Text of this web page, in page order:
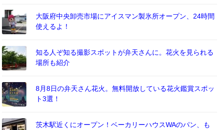
大阪府中央卸売市場にアイスマン製氷所オープン、24時間
使えるよ！
知る人ぞ知る撮影スポットが弁天さんに。花火を見られる
場所も紹介
8月8日の弁天さん花火。無料開放している花火鑑賞スポッ
ト3選！
茨木駅近くにオープン！ベーカリーハウスWAのパン、も